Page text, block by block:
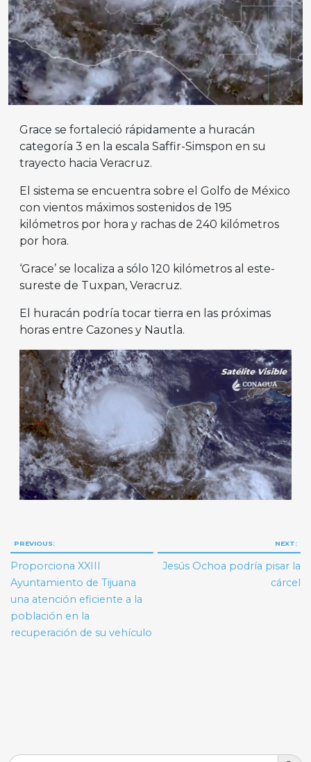
Grace se fortaleció rápidamente a huracán
categoría 3 en la escala Saffir-Simspon en su
trayecto hacia Veracruz.
El sistema se encuentra sobre el Golfo de México
con vientos máximos sostenidos de 195
kilómetros por hora y rachas de 240 kilómetros
por hora.
‘Grace’ se localiza a sólo 120 kilómetros al este-
sureste de Tuxpan, Veracruz.
El huracán podría tocar tierra en las próximas
horas entre Cazones y Nautla.
Navegación
de
entradas
PREVIOUS:
Proporciona XXIII
Ayuntamiento de Tijuana
una atención eficiente a la
población en la
recuperación de su vehículo
NEXT:
Jesús Ochoa podría pisar la
cárcel
Search Search